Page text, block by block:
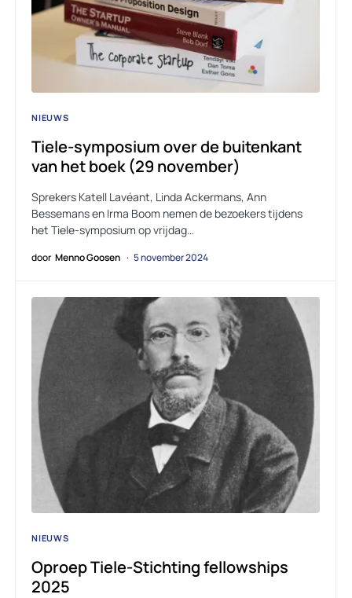
NIEUWS
Tiele-symposium over de buitenkant
van het boek (29 november)
Sprekers Katell Lavéant, Linda Ackermans, Ann
Bessemans en Irma Boom nemen de bezoekers tijdens
het Tiele-symposium op vrijdag…
door Menno Goosen 5 november 2024
NIEUWS
Oproep Tiele-Stichting fellowships
2025